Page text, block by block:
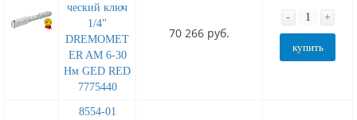
ческий ключ
1/4"
DREMOMET
ER AM 6-30
Нм GED RED
7775440
70 266 руб.
- +
купить
8554-01